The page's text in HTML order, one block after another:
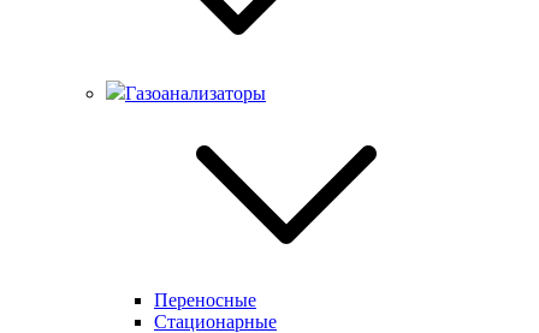
Газоанализаторы
Переносные
Стационарные